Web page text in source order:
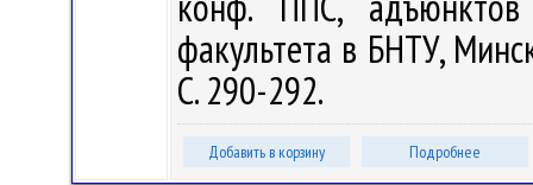
факультета в БНТУ,
С. 290-292.
Добавить в корзину Подробнее